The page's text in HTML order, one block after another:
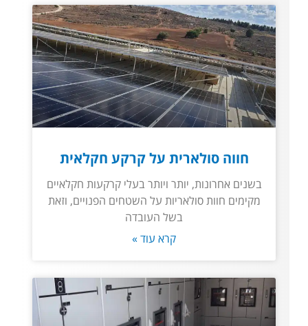
חווה סולארית על קרקע חקלאית
בשנים אחרונות, יותר ויותר בעלי קרקעות חקלאיים
מקימים חוות סולאריות על השטחים הפנויים, וזאת
בשל העובדה
קרא עוד »